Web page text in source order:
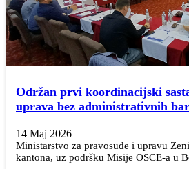
Održan prvi koordinacijski
uprava bez administrativnih
14 Maj 2026
Ministarstvo za pravosuđe i upravu
kantona, uz podršku Misije OSCE-a u